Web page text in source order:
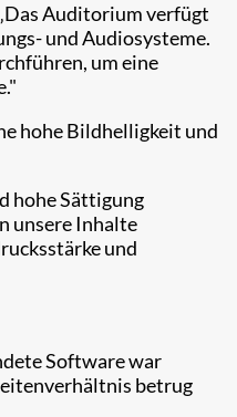
Auditorium verfügt
und Audiosysteme.
um eine
hohe Bildhelligkeit und
hohe Sättigung
unsere Inhalte
und
Software war
betrug